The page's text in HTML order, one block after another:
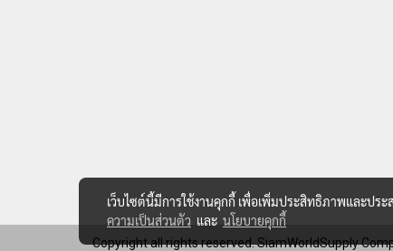
Copyright all rights reserved. SiamWorldSupply
เว็บไซต์นี้มีการใช้งานคุกกี้ เพื่อเพิ่มประสิทธิภาพและปร
ความเป็นส่วนตัว และ นโยบายคุกกี้